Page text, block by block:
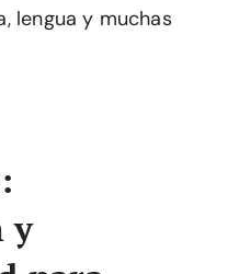
lengua y muchas
y